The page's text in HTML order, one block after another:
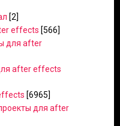
[2]
effects [566]
для after
after effects
[6965]
для after